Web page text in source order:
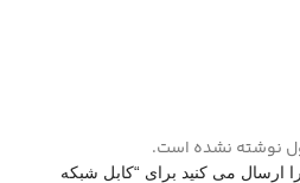
نوشته نشده است.
ارسال می کنید برای “کابل شبکه